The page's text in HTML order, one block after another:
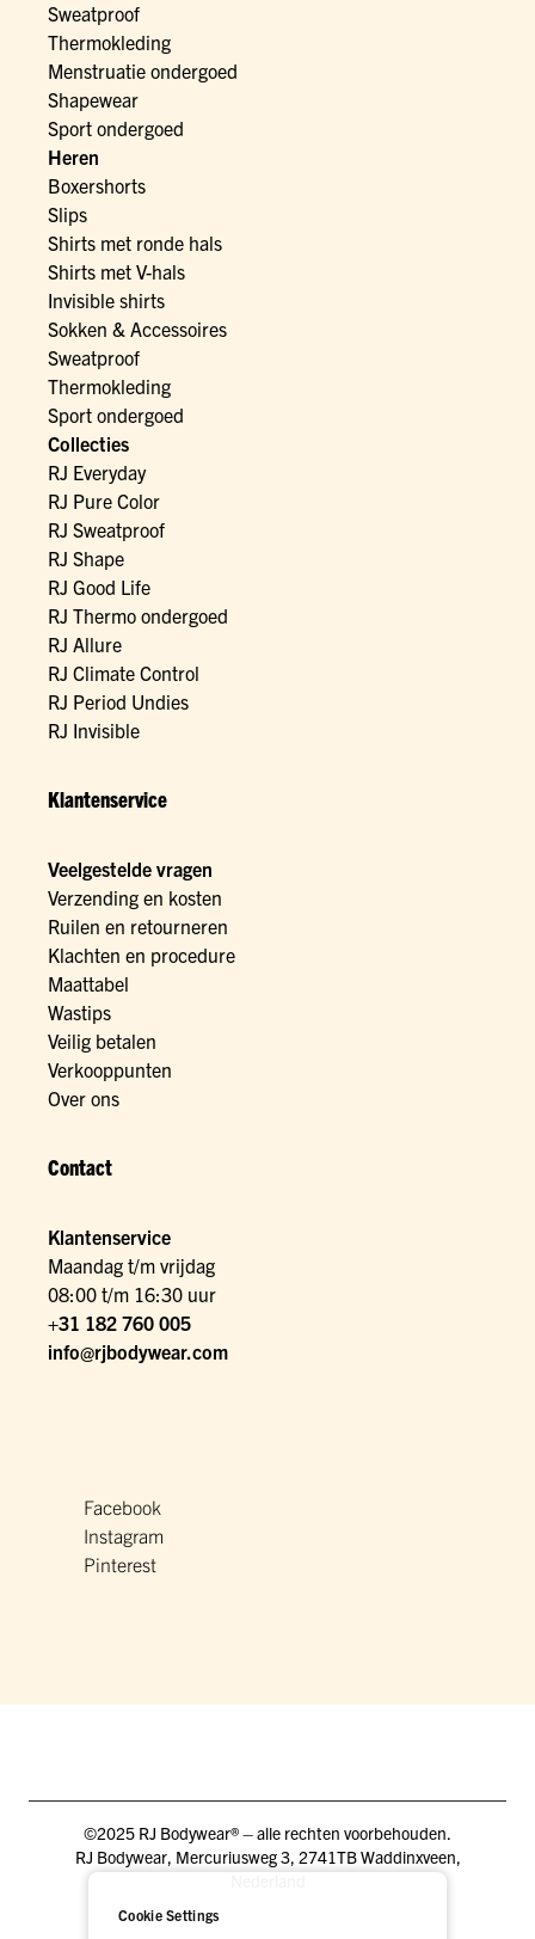
Sweatproof
Thermokleding
Menstruatie ondergoed
Shapewear
Sport ondergoed
Heren
Boxershorts
Slips
Shirts met ronde hals
Shirts met V-hals
Invisible shirts
Sokken & Accessoires
Sweatproof
Thermokleding
Sport ondergoed
Collecties
RJ Everyday
RJ Pure Color
RJ Sweatproof
RJ Shape
RJ Good Life
RJ Thermo ondergoed
RJ Allure
RJ Climate Control
RJ Period Undies
RJ Invisible
Klantenservice
Veelgestelde vragen
Verzending en kosten
Ruilen en retourneren
Klachten en procedure
Maattabel
Wastips
Veilig betalen
Verkooppunten
Over ons
Contact
Klantenservice
Maandag t/m vrijdag
08:00 t/m 16:30 uur
+31 182 760 005
info@rjbodywear.com
Facebook
Instagram
Pinterest
©2025 RJ Bodywear® – alle rechten voorbehouden.
RJ Bodywear, Mercuriusweg 3, 2741TB Waddinxveen,
Cookie Settings